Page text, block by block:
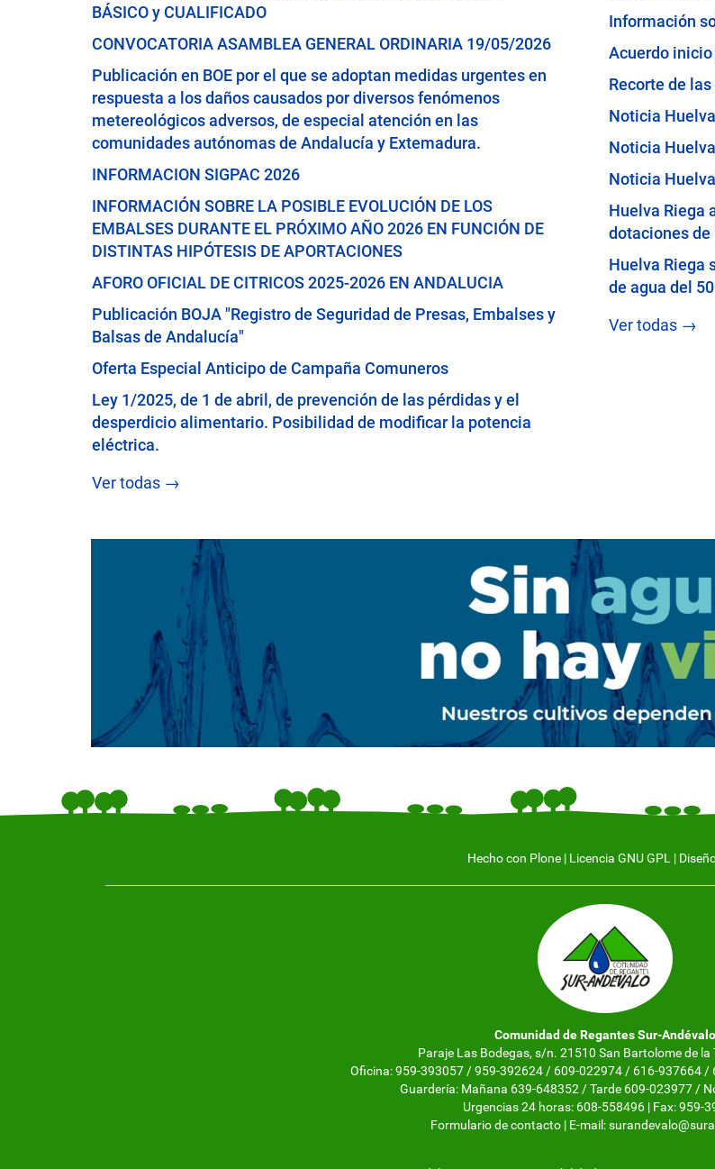
BÁSICO y CUALIFICADO
CONVOCATORIA ASAMBLEA GENERAL ORDINARIA 19/05/2026
Publicación en BOE por el que se adoptan medidas urgentes en
respuesta a los daños causados por diversos fenómenos
metereológicos adversos, de especial atención en las
comunidades autónomas de Andalucía y Extemadura.
INFORMACION SIGPAC 2026
INFORMACIÓN SOBRE LA POSIBLE EVOLUCIÓN DE LOS
EMBALSES DURANTE EL PRÓXIMO AÑO 2026 EN FUNCIÓN DE
DISTINTAS HIPÓTESIS DE APORTACIONES
AFORO OFICIAL DE CITRICOS 2025-2026 EN ANDALUCIA
Publicación BOJA "Registro de Seguridad de Presas, Embalses y
Balsas de Andalucía"
Oferta Especial Anticipo de Campaña Comuneros
Ley 1/2025, de 1 de abril, de prevención de las pérdidas y el
desperdicio alimentario. Posibilidad de modificar la potencia
eléctrica.
Ver todas →
Información
Acuerdo
Recorte de
Noticia
Noticia
Noticia
Huelva Riega
dotaciones de
Huelva Riega
de agua del
Ver todas →
Hecho con Plone | Licencia GNU GPL |
Comunidad de Regantes Sur-Andévalo
Paraje Las Bodegas, s/n. 21510 San Bartolome de la
Oficina: 959-393057 / 959-392624 / 609-022974 / 616-937664
Guardería: Mañana 639-648352 / Tarde 609-023977 /
Urgencias 24 horas: 608-558496 | Fax: 959-
Formulario de contacto| E-mail: